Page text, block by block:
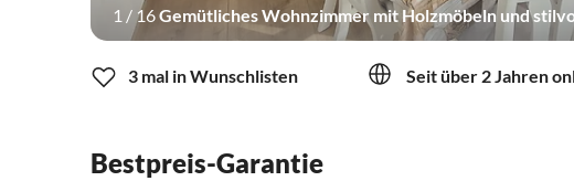
1 / 16Gemütliches Wohnzimmer mit Holzmöbeln und
3 mal in Wunschlisten Seit über 2 Jahren
Bestpreis-Garantie